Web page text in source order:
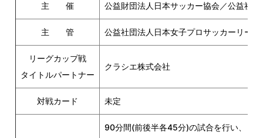
主 催 公益財団法人日本サッカー協会／公益社
主 管 公益社団法人日本女子プロサッカーリーグ
リーグカップ戦
タイトルパートナー
クラシエ株式会社
対戦カード 未定
90分間(前後半各45分)の試合を行い、